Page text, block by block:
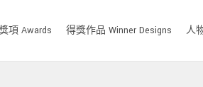
項 Awards 得獎作品 Winner Designs 人